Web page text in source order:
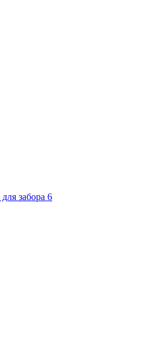
забора 6